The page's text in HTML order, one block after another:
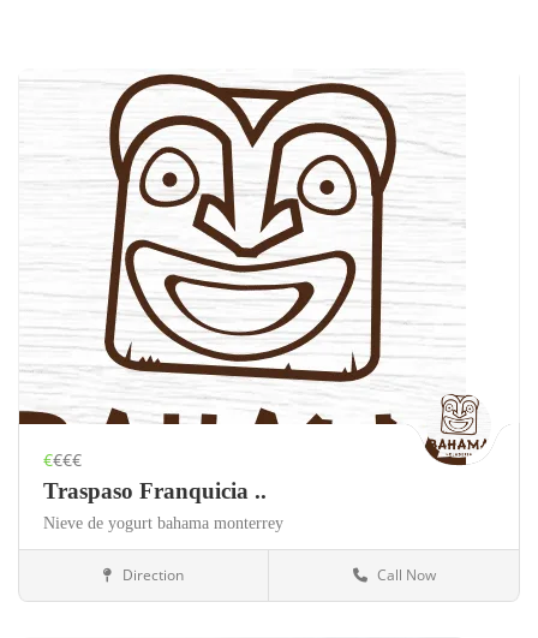
€€€€
Traspaso Franquicia ..
Nieve de yogurt bahama monterrey
AlimentaciónDirection Call Now